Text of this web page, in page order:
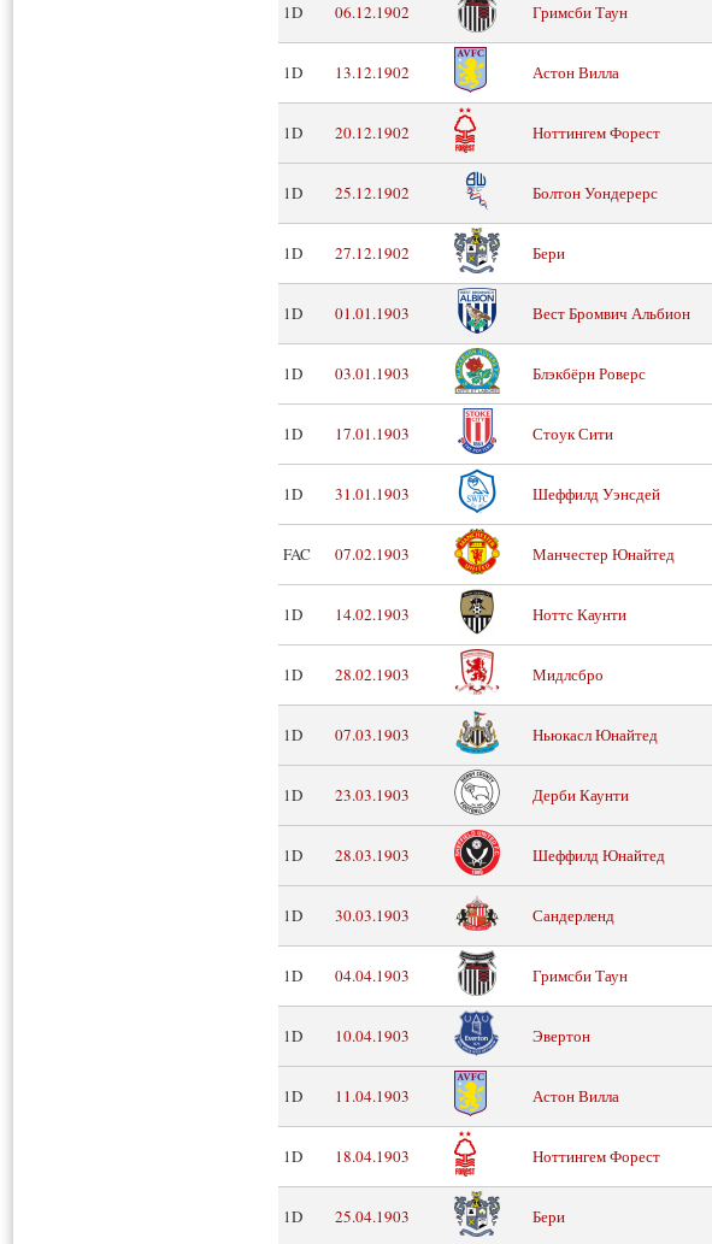
1D 06.12.1902 Гримсби Таун
1D 13.12.1902 Астон Вилла
1D 20.12.1902 Ноттингем Форест
1D 25.12.1902 Болтон Уондерерс
1D 27.12.1902 Бери
1D 01.01.1903 Вест Бромвич Альбион
1D 03.01.1903 Блэкбёрн Роверс
1D 17.01.1903 Стоук Сити
1D 31.01.1903 Шеффилд Уэнсдей
FAC 07.02.1903 Манчестер Юнайтед
1D 14.02.1903 Ноттс Каунти
1D 28.02.1903 Мидлсбро
1D 07.03.1903 Ньюкасл Юнайтед
1D 23.03.1903 Дерби Каунти
1D 28.03.1903 Шеффилд Юнайтед
1D 30.03.1903 Сандерленд
1D 04.04.1903 Гримсби Таун
1D 10.04.1903 Эвертон
1D 11.04.1903 Астон Вилла
1D 18.04.1903 Ноттингем Форест
1D 25.04.1903 Бери